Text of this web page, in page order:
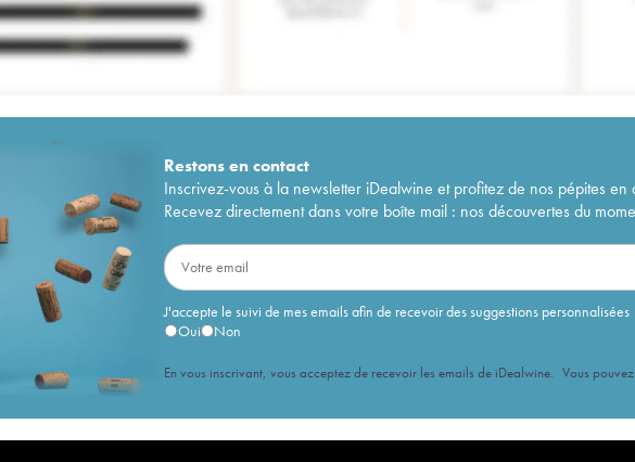
Restons encontact
Inscrivez-vous à la newsletter iDealwine et profitez de nos pépites en
Recevez directement dans votre boîte mail : nos découvertes du
J'accepte le suivi de mes emails afin de recevoir des suggestions personnalisées
Oui
Non
En vous inscrivant, vous acceptez de recevoir les emails de iDealwine. Vous